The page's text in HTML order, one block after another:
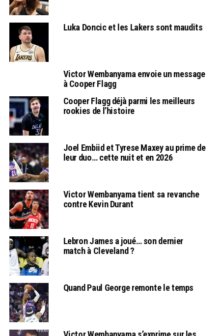
Luka Doncic et les Lakers sont maudits
Victor Wembanyama envoie un message
à Cooper Flagg
Cooper Flagg déjà parmi les meilleurs
rookies de l’histoire
Joel Embiid et Tyrese Maxey au prime de
leur duo… cette nuit et en 2026
Victor Wembanyama tient sa revanche
contre Kevin Durant
Lebron James a joué… son dernier
match à Cleveland ?
Quand Paul George remonte le temps